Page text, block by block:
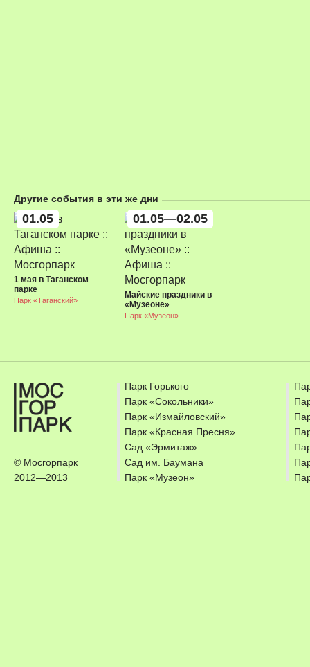
Другие события в эти же дни
01.05
1 мая в Таганском
парке
Парк «Таганский»
01.05—02.05
Майские праздники в
«Музеоне»
Парк «Музеон»
© Мосгорпарк
2012—2013
Парк Горького
Парк «Сокольники»
Парк «Измайловский»
Парк «Красная Пресня»
Сад «Эрмитаж»
Сад им. Баумана
Парк «Музеон»